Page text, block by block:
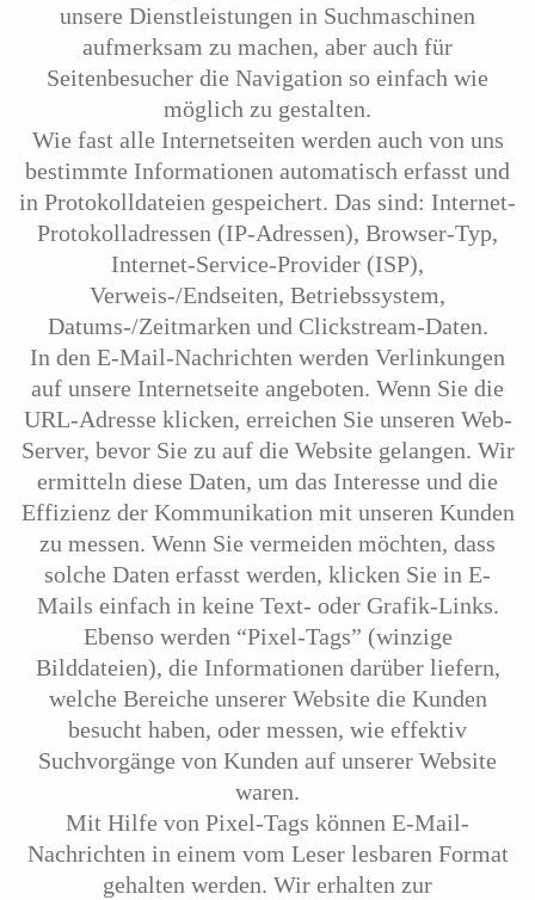
unsere Dienstleistungen in Suchmaschinen
aufmerksam zu machen, aber auch für
Seitenbesucher die Navigation so einfach wie
möglich zu gestalten.
Wie fast alle Internetseiten werden auch von uns
bestimmte Informationen automatisch erfasst und
in Protokolldateien gespeichert. Das sind: Internet-
Protokolladressen (IP-Adressen), Browser-Typ,
Internet-Service-Provider (ISP),
Verweis-/Endseiten, Betriebssystem,
Datums-/Zeitmarken und Clickstream-Daten.
In den E-Mail-Nachrichten werden Verlinkungen
auf unsere Internetseite angeboten. Wenn Sie die
URL-Adresse klicken, erreichen Sie unseren Web-
Server, bevor Sie zu auf die Website gelangen. Wir
ermitteln diese Daten, um das Interesse und die
Effizienz der Kommunikation mit unseren Kunden
zu messen. Wenn Sie vermeiden möchten, dass
solche Daten erfasst werden, klicken Sie in E-
Mails einfach in keine Text- oder Grafik-Links.
Ebenso werden “Pixel-Tags” (winzige
Bilddateien), die Informationen darüber liefern,
welche Bereiche unserer Website die Kunden
besucht haben, oder messen, wie effektiv
Suchvorgänge von Kunden auf unserer Website
waren.
Mit Hilfe von Pixel-Tags können E-Mail-
Nachrichten in einem vom Leser lesbaren Format
gehalten werden. Wir erhalten zur